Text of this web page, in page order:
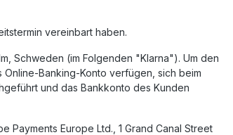
vereinbart haben.
Schweden (im Folgenden "Klarna"). Um den
Banking-Konto verfügen, sich beim
und das Bankkonto des Kunden
Europe Ltd., 1 Grand Canal Street